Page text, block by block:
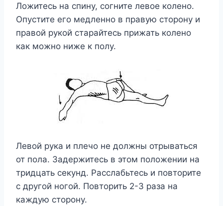
Ложитесь на спину, согните левое колено.
Опустите его медленно в правую сторону и
правой рукой старайтесь прижать колено
как можно ниже к полу.
Левой рука и плечо не должны отрываться
от пола. Задержитесь в этом положении на
тридцать секунд. Расслабьтесь и повторите
с другой ногой. Повторить 2-3 раза на
каждую сторону.